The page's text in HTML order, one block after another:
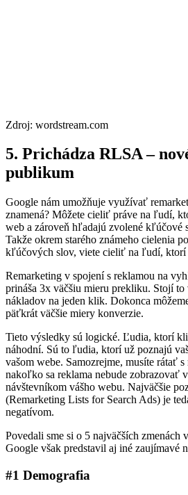
Zdroj: wordstream.com
5. Prichádza RLSA –
publikum
Google nám umožňuje využívať
znamená? Môžete cieliť práve na ľudí,
web a zároveň hľadajú zvolené kľúčové
Takže okrem starého známeho cielenia
kľúčových slov, viete cieliť na ľudí, ktorí
Remarketing v spojení s reklamou na
prináša 3x väčšiu mieru prekliku. Stojí
nákladov na jeden klik. Dokonca
päťkrát väčšie miery konverzie.
Tieto výsledky sú logické. Ľudia, ktorí
náhodní. Sú to ľudia, ktorí už poznajú
vašom webe. Samozrejme, musíte rátať
nakoľko sa reklama nebude zobrazovať
návštevníkom vášho webu. Najväčšie
(Remarketing Lists for Search Ads) je
negatívom.
Povedali sme si o 5 najväčších zmenách
Google však predstavil aj iné zaujímavé
#1 Demografia